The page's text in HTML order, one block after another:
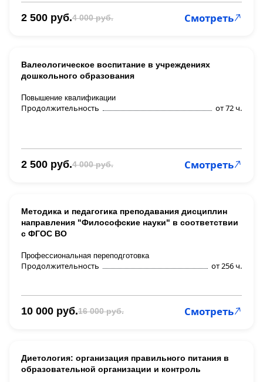
2 500 руб.4 000 руб. Смотреть
Валеологическое воспитание в учреждениях
дошкольного образования
Повышение квалификации
Продолжительность от 72 ч.
2 500 руб.4 000 руб. Смотреть
Методика и педагогика преподавания дисциплин
направления "Философские науки" в соответствии
с ФГОС ВО
Профессиональная переподготовка
Продолжительность от 256 ч.
10 000 руб.16 000 руб. Смотреть
Диетология: организация правильного питания в
образовательной организации и контроль